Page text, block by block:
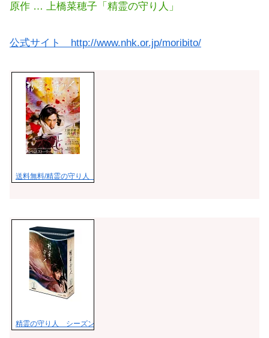
原作 … 上橋菜穂子「精霊の守り人」
公式サイト http://www.nhk.or.jp/moribito/
送料無料/精霊の守り人 NHK大河ファンタジー SEASON 2 完全ドラマ
精霊の守り人 シーズン1 Blu-ray BOX【Blu-ray】 [ 綾瀬はるか ]